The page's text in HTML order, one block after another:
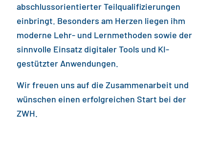
abschlussorientierter Teilqualifizierungen
einbringt. Besonders am Herzen liegen ihm
moderne Lehr- und Lernmethoden sowie der
sinnvolle Einsatz digitaler Tools und KI-
gestützter Anwendungen.
Wir freuen uns auf die Zusammenarbeit und
wünschen einen erfolgreichen Start bei der
ZWH.